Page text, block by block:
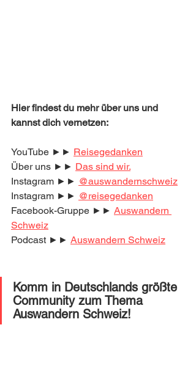
Hier findest du mehr über uns und
kannst dich vernetzen:
YouTube ►► Reisegedanken
Über uns ►► Das sind wir.
Instagram ►► @auswandernschweiz
Instagram ►► @reisegedanken
Facebook-Gruppe ►► Auswandern
Schweiz
Podcast ►► Auswandern Schweiz
Komm in Deutschlands größte
Community zum Thema
Auswandern Schweiz!